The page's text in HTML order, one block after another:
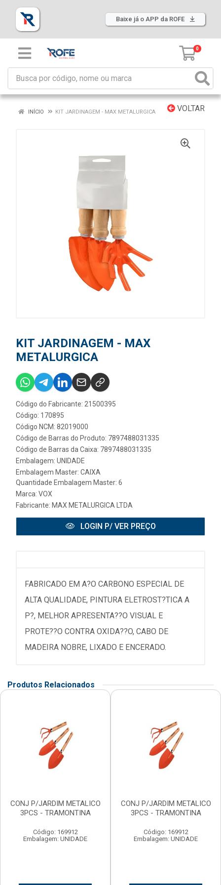
Baixe já o APP da ROFE
0
VOLTAR
INÍCIO KIT JARDINAGEM - MAX METALURGICA
KIT JARDINAGEM - MAX
METALURGICA
Código do Fabricante: 21500395
Código: 170895
Código NCM: 82019000
Código de Barras do Produto: 7897488031335
Código de Barras da Caixa: 7897488031335
Embalagem: UNIDADE
Embalagem Master: CAIXA
Quantidade Embalagem Master: 6
Marca: VOX
Fabricante: MAX METALURGICA LTDA
LOGIN P/ VER PREÇO
FABRICADO EM A?O CARBONO ESPECIAL DE
ALTA QUALIDADE, PINTURA ELETROST?TICA A
P?, MELHOR APRESENTA??O VISUAL E
PROTE??O CONTRA OXIDA??O, CABO DE
MADEIRA NOBRE, LIXADO E ENCERADO.
Produtos Relacionados
CONJ P/JARDIM METALICO
3PCS - TRAMONTINA
Código: 169912
Embalagem: UNIDADE
CONJ P/JARDIM METALICO
3PCS - TRAMONTINA
Código: 169912
Embalagem: UNIDADE